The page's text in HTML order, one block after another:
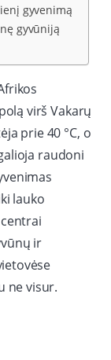
gyvenimą
gyvūniją
virš Vakarų
prie 40 °C, o
raudoni
lauko
ir
ne visur.